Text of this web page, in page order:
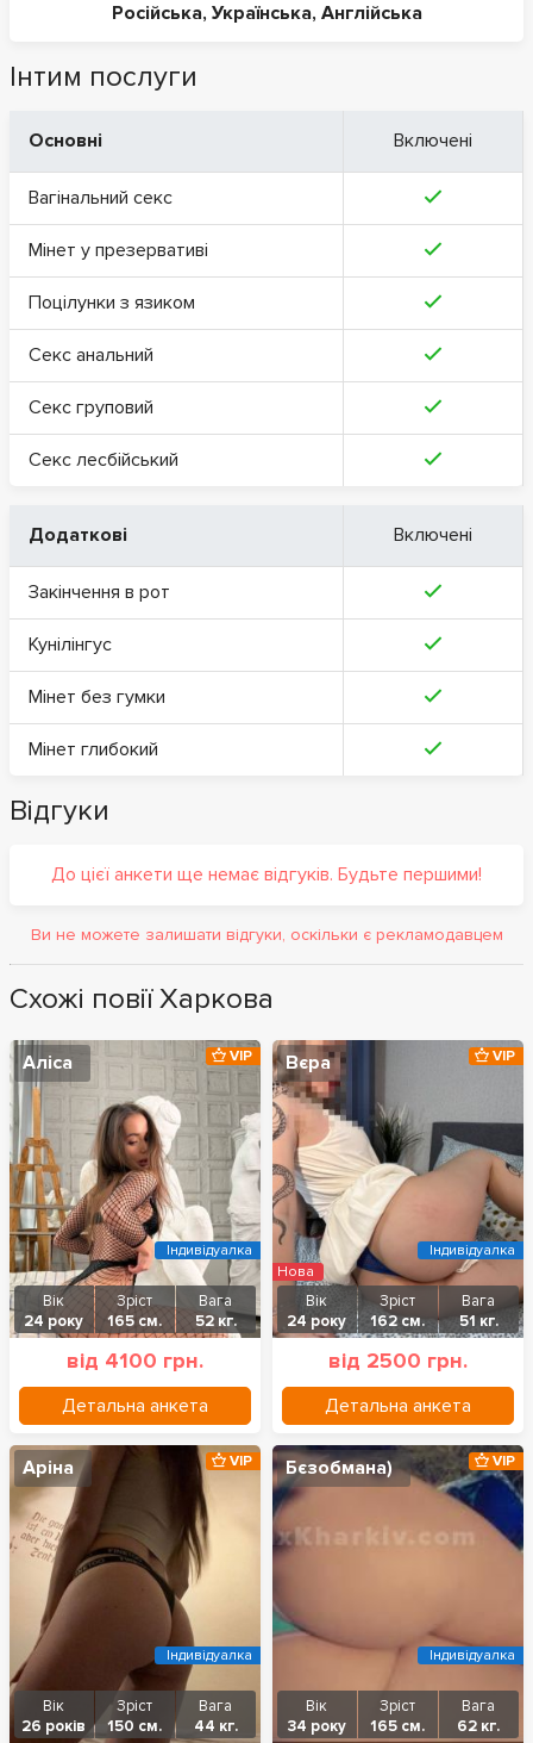
Російська, Українська, Англійська
Інтим послуги
Основні Включені
Вагінальний секс
Мінет у презервативі
Поцілунки з язиком
Секс анальний
Секс груповий
Секс лесбійський
Додаткові Включені
Закінчення в рот
Кунілінгус
Мінет без гумки
Мінет глибокий
Відгуки
До цієї анкети ще немає відгуків. Будьте першими!
Ви не можете залишати відгуки, оскільки є рекламодавцем
Схожі повії Харкова
Аліса
Вік
24 року
Зріст
165 см.
Вага
52 кг.
від 4100 грн.
Детальна анкета
VIP
Індивідуалка
Вєра
Вік
24 року
Зріст
162 см.
Вага
51 кг.
від 2500 грн.
Детальна анкета
VIP
Нова
Індивідуалка
Аріна
Вік
26 років
Зріст
150 см.
Вага
44 кг.
VIP
Індивідуалка
Бєзобмана)
Вік
34 року
Зріст
165 см.
Вага
62 кг.
VIP
Індивідуалка